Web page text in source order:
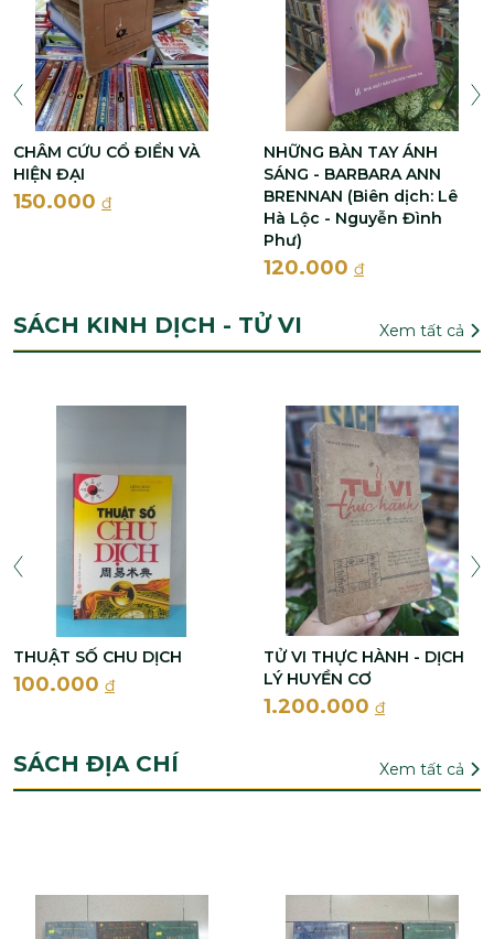
CHÂM CỨU CỔ ĐIỂN VÀ
HIỆN ĐẠI
150.000 đ
NHỮNG BÀN TAY ÁNH
SÁNG - BARBARA ANN
BRENNAN (Biên dịch: Lê
Hà Lộc - Nguyễn Đình
Phư)
120.000 đ
SÁCH KINH DỊCH - TỬ VI Xem tất cả
THUẬT SỐ CHU DỊCH
100.000 đ
TỬ VI THỰC HÀNH - DỊCH
LÝ HUYỀN CƠ
1.200.000 đ
SÁCH ĐỊA CHÍ Xem tất cả